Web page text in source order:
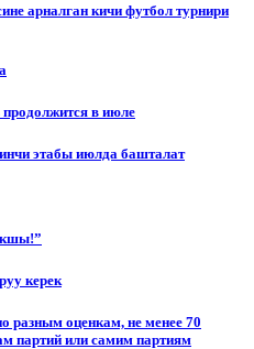
арналган кичи футбол турнири
продолжится в июле
этабы июлда башталат
керек
разным оценкам, не менее 70
партий или самим партиям